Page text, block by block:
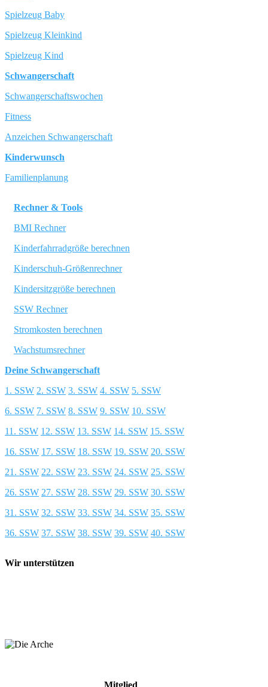
Spielzeug Baby
Spielzeug Kleinkind
Spielzeug Kind
Schwangerschaft
Schwangerschaftswochen
Fitness
Anzeichen Schwangerschaft
Kinderwunsch
Familienplanung
Rechner & Tools
BMI Rechner
Kinderfahrradgröße berechnen
Kinderschuh-Größenrechner
Kindersitzgröße berechnen
SSW Rechner
Stromkosten berechnen
Wachstumsrechner
Deine Schwangerschaft
1. SSW 2. SSW 3. SSW 4. SSW 5. SSW
6. SSW 7. SSW 8. SSW 9. SSW 10. SSW
11. SSW 12. SSW 13. SSW 14. SSW 15. SSW
16. SSW 17. SSW 18. SSW 19. SSW 20. SSW
21. SSW 22. SSW 23. SSW 24. SSW 25. SSW
26. SSW 27. SSW 28. SSW 29. SSW 30. SSW
31. SSW 32. SSW 33. SSW 34. SSW 35. SSW
36. SSW 37. SSW 38. SSW 39. SSW 40. SSW
Wir unterstützen
Mitglied